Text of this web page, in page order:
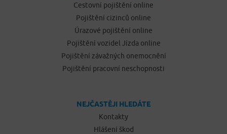
Cestovní pojištění online
Pojištění cizinců online
Úrazové pojištění online
Pojištění vozidel Jízda online
Pojištění závažných onemocnění
Pojištění pracovní neschopnosti
NEJČASTĚJI HLEDÁTE
Kontakty
Hlášení škod